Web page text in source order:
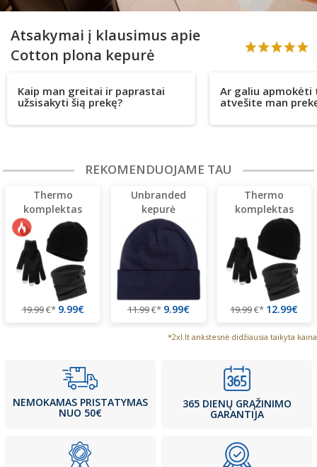
Atsakymai į klausimus apie
Cotton plona kepurė
Kaip man greitai ir paprastai
užsisakyti šią prekę?
Ar galiu apmokėti
atvešite man
REKOMENDUOJAME TAU
Thermo
komplektas
19.99€* 9.99€
Unbranded
kepurė
11.99€* 9.99€
Thermo
komplektas
19.99€* 12.99€
*2xl.lt ankstesnė didžiausia taikyta kaina
NEMOKAMAS PRISTATYMAS
NUO 50€
365 DIENŲ GRĄŽINIMO
GARANTIJA